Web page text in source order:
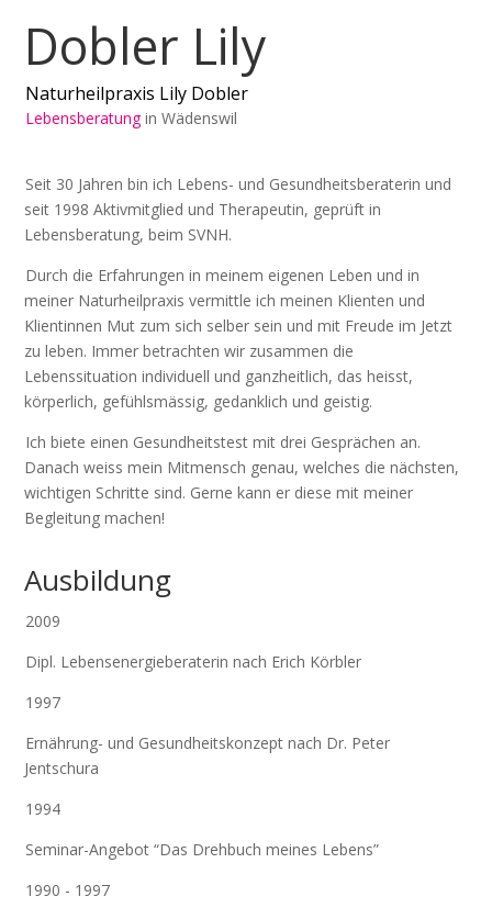
Dobler Lily
Naturheilpraxis Lily Dobler
Lebensberatung in Wädenswil
Seit 30 Jahren bin ich Lebens- und Gesundheitsberaterin und
seit 1998 Aktivmitglied und Therapeutin, geprüft in
Lebensberatung, beim SVNH.
Durch die Erfahrungen in meinem eigenen Leben und in
meiner Naturheilpraxis vermittle ich meinen Klienten und
Klientinnen Mut zum sich selber sein und mit Freude im Jetzt
zu leben. Immer betrachten wir zusammen die
Lebenssituation individuell und ganzheitlich, das heisst,
körperlich, gefühlsmässig, gedanklich und geistig.
Ich biete einen Gesundheitstest mit drei Gesprächen an.
Danach weiss mein Mitmensch genau, welches die nächsten,
wichtigen Schritte sind. Gerne kann er diese mit meiner
Begleitung machen!
Ausbildung
2009
Dipl. Lebensenergieberaterin nach Erich Körbler
1997
Ernährung- und Gesundheitskonzept nach Dr. Peter
Jentschura
1994
Seminar-Angebot “Das Drehbuch meines Lebens”
1990 - 1997